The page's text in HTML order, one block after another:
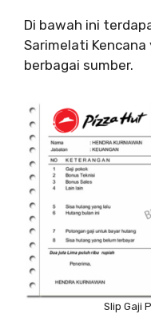
Di bawah ini
Sarimelati
berbagai sumber.
Slip Gaji